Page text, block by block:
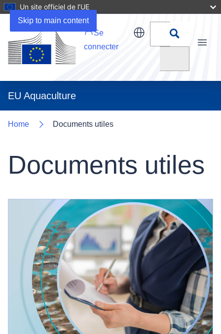
Skip to main content
Un site officiel de l’UE
Se
connecter
EU Aquaculture
Menu
Home Documents utiles
Documents utiles